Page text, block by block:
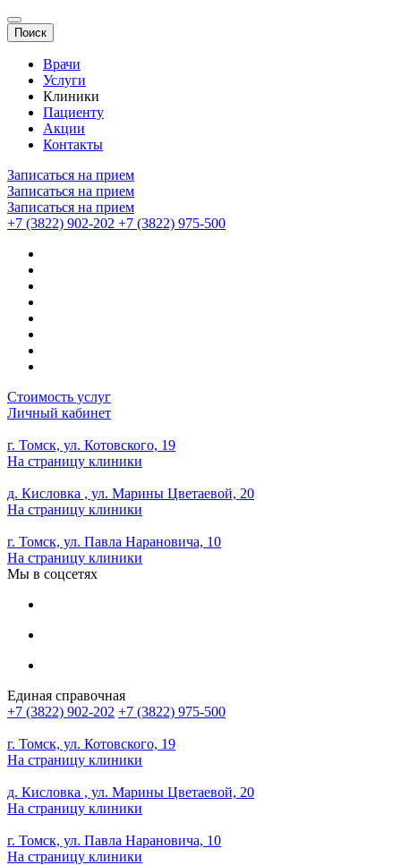
Поиск
Врачи
Услуги
Клиники
Пациенту
Акции
Контакты
Записаться на прием
Записаться на прием
Записаться на прием
+7 (3822) 902-202 +7 (3822) 975-500
Стоимость услуг
Личный кабинет
г. Томск, ул. Котовского, 19
На страницу клиники
д. Кисловка , ул. Марины Цветаевой, 20
На страницу клиники
г. Томск, ул. Павла Нарановича, 10
На страницу клиники
Мы в соцсетях
Единая справочная
+7 (3822) 902-202 +7 (3822) 975-500
г. Томск, ул. Котовского, 19
На страницу клиники
д. Кисловка , ул. Марины Цветаевой, 20
На страницу клиники
г. Томск, ул. Павла Нарановича, 10
На страницу клиники